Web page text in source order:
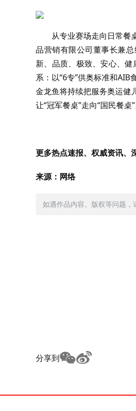
从专业赛场走向日常餐
品营销有限公司董事长兼
新、品质、极致、安心、
系：以“6专”供奥标准和
金龙鱼将持续把服务奥运健
让“冠军餐桌”走向“国民餐桌”
更多热点速报、权威资讯、
来源：网络
如遇作品内容、版权等问题
分享到